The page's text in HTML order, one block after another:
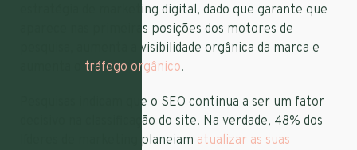
estratégia de marketing digital, dado que garante que
aparece nas primeiras posições dos motores de
pesquisa, aumenta a visibilidade orgânica da marca e
tráfego orgânico.
Pesquisas indicam que o SEO continua a ser um fator
decisivo na classificação do site. Na verdade, 48% dos
líderes de marketing planeiam atualizar as suas